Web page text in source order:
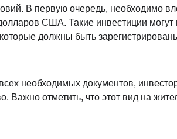
В первую очередь, необходимо
США. Такие инвестиции могут
должны быть
необходимых документов,
Важно отметить, что этот вид на